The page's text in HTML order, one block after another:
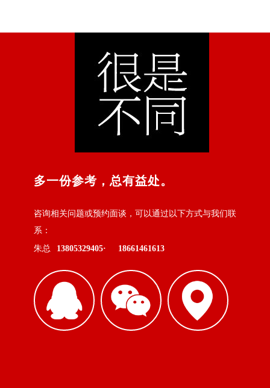
多一份参考，总有益处。
咨询相关问题或预约面谈，可以通过以下方式与我们联
系：
朱总
13805329405· 18661461613